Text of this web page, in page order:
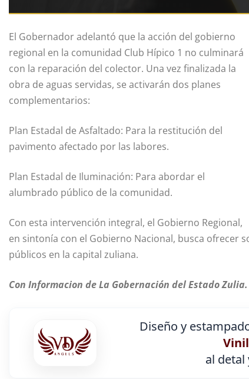
El Gobernador adelantó que la acción del gobierno
regional en la comunidad Club Hípico 1 no culminará
con la reparación del colector. Una vez finalizada la
obra de aguas servidas, se activarán dos planes
complementarios:
Plan Estadal de Asfaltado: Para la restitución del
pavimento afectado por las labores.
Plan Estadal de Iluminación: Para abordar el
alumbrado público de la comunidad.
Con esta intervención integral, el Gobierno Regional,
en sintonía con el Gobierno Nacional, busca ofrecer
públicos en la capital zuliana.
Con Informacion de La Gobernación del Estado Zulia.
Diseño y
al detal